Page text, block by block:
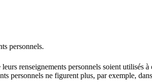
personnels.
renseignements personnels soient utilisés
personnels ne figurent plus, par exemple,